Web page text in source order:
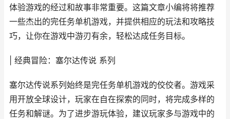
体验游戏的经过和故事非常重要。这篇文章小编将将推荐
一些杰出的完任务单机游戏，并提供相应的玩法和攻略技
巧，让你在游戏中游刃有余，轻松达成任务目标。
| 经典冒险：塞尔达传说 系列
塞尔达传说系列始终是完任务单机游戏的佼佼者。游戏采
用开放全球设计，玩家在自在探索的同时，将完成多样的
任务和解谜。为了进步游玩体验，建议玩家多与游戏中的